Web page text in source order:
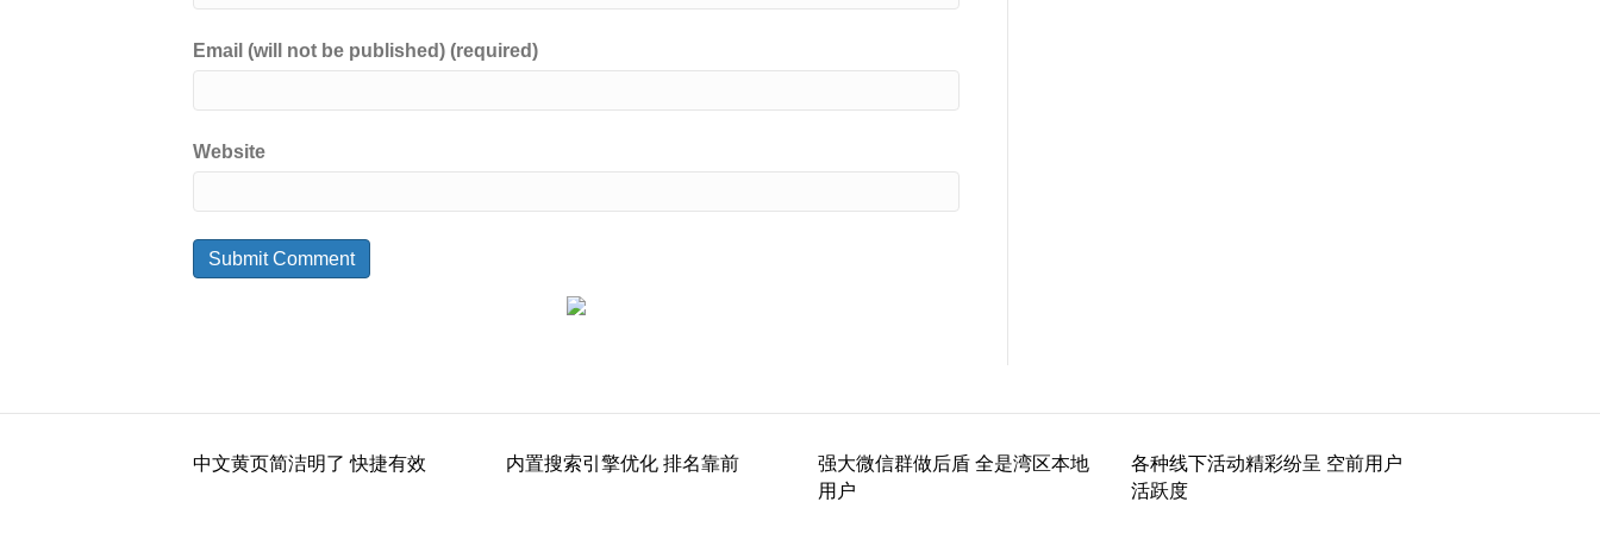
Email (will not be published) (required)
Website
中文黄页简洁明了 快捷有效 内置搜索引擎优化 排名靠前
强大微信群做后盾 全是湾区本地
用户
各种线下活动精彩纷呈 空前用户
活跃度